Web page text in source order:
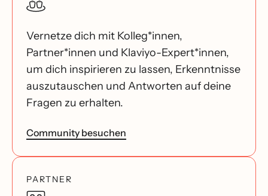
Vernetze dich mit Kolleg*innen,
Partner*innen und Klaviyo-Expert*innen,
um dich inspirieren zu lassen, Erkenntnisse
auszutauschen und Antworten auf deine
Fragen zu erhalten.
Community besuchen
PARTNER